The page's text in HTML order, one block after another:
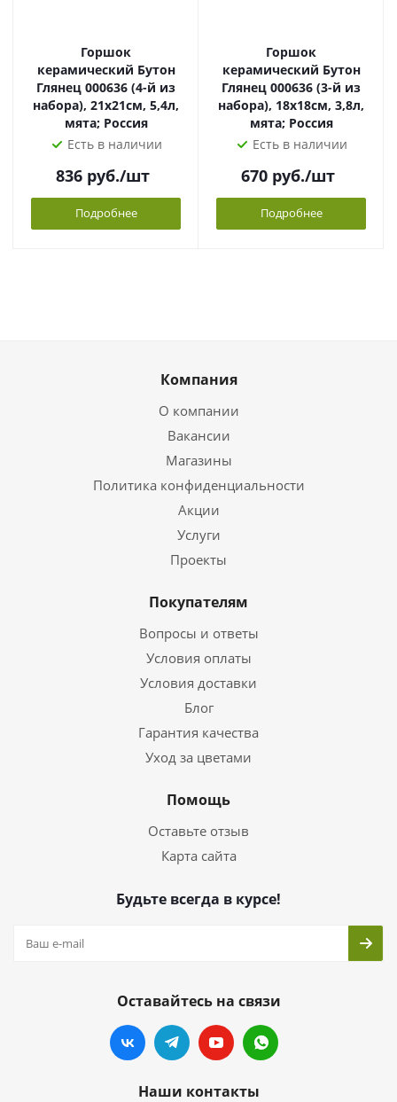
Горшок
керамический Бутон
Глянец 000636 (4-й из
набора), 21х21см, 5,4л,
мята; Россия
Есть в наличии
836 руб./шт
Подробнее
Горшок
керамический Бутон
Глянец 000636 (3-й из
набора), 18х18см, 3,8л,
мята; Россия
Есть в наличии
670 руб./шт
Подробнее
Компания
О компании
Вакансии
Магазины
Политика конфиденциальности
Акции
Услуги
Проекты
Покупателям
Вопросы и ответы
Условия оплаты
Условия доставки
Блог
Гарантия качества
Уход за цветами
Помощь
Оставьте отзыв
Карта сайта
Будьте всегда в курсе!
Оставайтесь на связи
Наши контакты